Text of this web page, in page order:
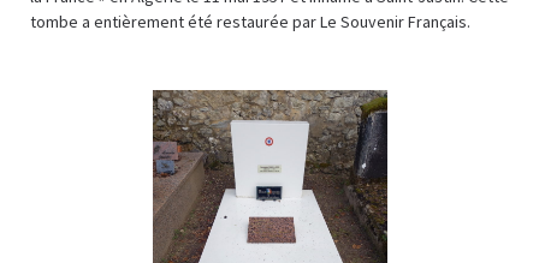
tombe a entièrement été restaurée par Le Souvenir Français.